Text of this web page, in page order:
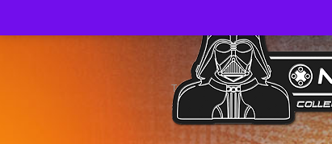
Toute l'actualité des collectionneurs